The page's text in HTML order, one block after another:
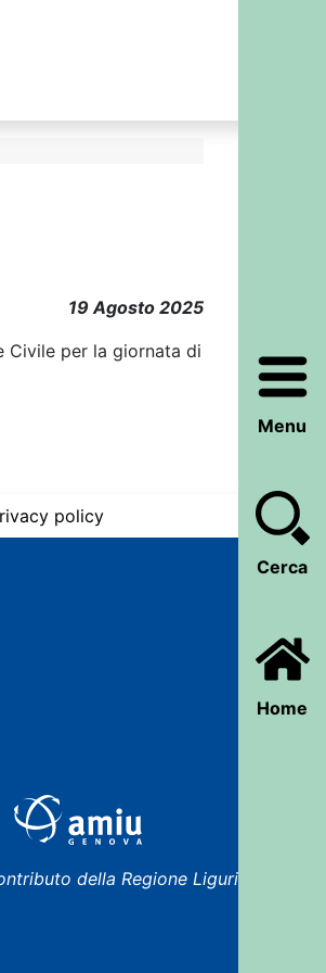
Menu
Cerca
Home
19 Agosto 2025
Civile per la giornata di
policy
della Regione Liguria